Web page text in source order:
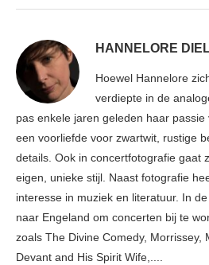
HANNELORE
Hoewel Hannelore
verdiepte in de
pas enkele jaren geleden haar
een voorliefde voor zwartwit, rustige
details. Ook in concertfotografie gaat
eigen, unieke stijl. Naast fotografie
interesse in muziek en literatuur. In
naar Engeland om concerten bij te
zoals The Divine Comedy, Morrissey,
Devant and His Spirit Wife,....